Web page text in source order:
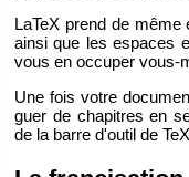
LaTeX prend de
ainsi que les es­paces
vous en oc­cu­per vous-
Une fois votre
guer de cha­pitres en
de la barre d'ou­til de